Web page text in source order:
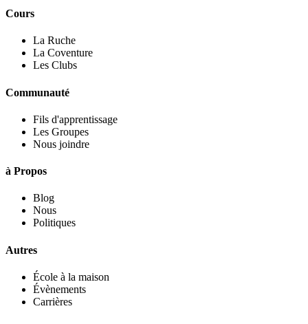
Cours
La Ruche
La Coventure
Les Clubs
Communauté
Fils d'apprentissage
Les Groupes
Nous joindre
à Propos
Blog
Nous
Politiques
Autres
École à la maison
Évènements
Carrières